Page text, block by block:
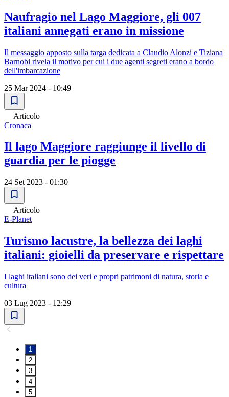
Naufragio nel Lago Maggiore, gli 007
italiani annegati erano in missione
Il messaggio apposto sulla targa dedicata a Claudio Alonzi e Tiziana
Barnobi rivela il motivo per cui i due agenti segreti erano a bordo
dell'imbarcazione
25 Mar 2024 - 10:49
Articolo
Cronaca
Il lago Maggiore raggiunge il livello di
guardia per le piogge
24 Set 2023 - 01:30
Articolo
E-Planet
Turismo lacustre, la bellezza dei laghi
italiani: gioielli da preservare e rispettare
I laghi italiani sono dei veri e propri patrimoni di natura, storia e
cultura
03 Lug 2023 - 12:29
1
2
3
4
5